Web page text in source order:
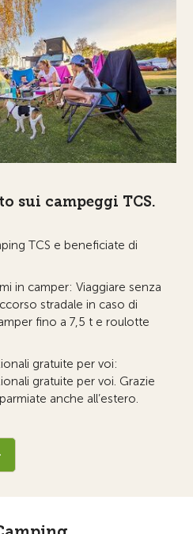
sui campeggi TCS.
TCS e beneficiate di
in camper: Viaggiare senza
stradale in caso di
fino a 7,5 t e roulotte
gratuite per voi:
gratuite per voi. Grazie
anche all’estero.